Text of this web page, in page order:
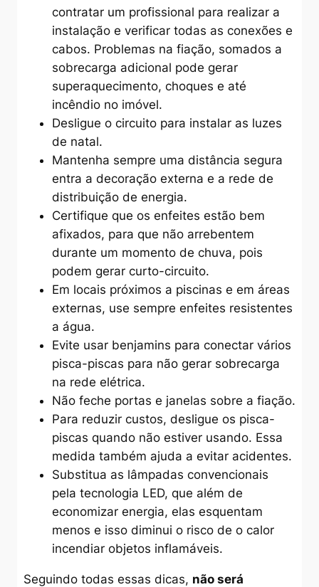
contratar um profissional para realizar a
instalação e verificar todas as conexões e
cabos. Problemas na fiação, somados a
sobrecarga adicional pode gerar
superaquecimento, choques e até
incêndio no imóvel.
Desligue o circuito para instalar as luzes
de natal.
Mantenha sempre uma distância segura
entra a decoração externa e a rede de
distribuição de energia.
Certifique que os enfeites estão bem
afixados, para que não arrebentem
durante um momento de chuva, pois
podem gerar curto-circuito.
Em locais próximos a piscinas e em áreas
externas, use sempre enfeites resistentes
a água.
Evite usar benjamins para conectar vários
pisca-piscas para não gerar sobrecarga
na rede elétrica.
Não feche portas e janelas sobre a fiação.
Para reduzir custos, desligue os pisca-
piscas quando não estiver usando. Essa
medida também ajuda a evitar acidentes.
Substitua as lâmpadas convencionais
pela tecnologia LED, que além de
economizar energia, elas esquentam
menos e isso diminui o risco de o calor
incendiar objetos inflamáveis.
Seguindo todas essas dicas, não será